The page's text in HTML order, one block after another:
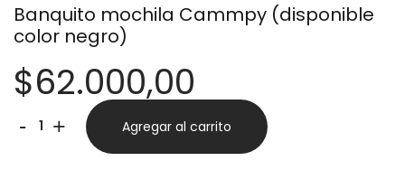
Banquito mochila Cammpy (disponible
color negro)
$62.000,00
-Banquito
+ Agregar al carrito